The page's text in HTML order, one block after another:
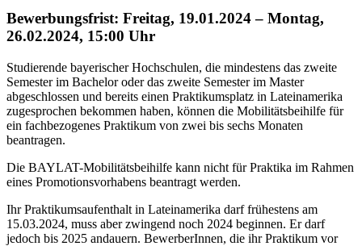
Bewerbungsfrist: Freitag, 19.01.2024 – Montag,
26.02.2024, 15:00 Uhr
Studierende bayerischer Hochschulen, die mindestens das zweite
Semester im Bachelor oder das zweite Semester im Master
abgeschlossen und bereits einen Praktikumsplatz in Lateinamerika
zugesprochen bekommen haben, können die Mobilitätsbeihilfe für
ein fachbezogenes Praktikum von zwei bis sechs Monaten
beantragen.
Die BAYLAT-Mobilitätsbeihilfe kann nicht für Praktika im Rahmen
eines Promotionsvorhabens beantragt werden.
Ihr Praktikumsaufenthalt in Lateinamerika darf frühestens am
15.03.2024, muss aber zwingend noch 2024 beginnen. Er darf
jedoch bis 2025 andauern. BewerberInnen, die ihr Praktikum vor